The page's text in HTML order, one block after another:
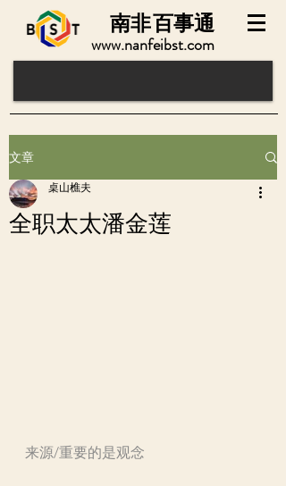
www.nanfeibst.com
百事通
南非
文章
全职太太潘金莲
桌山樵夫
来源/重要的是观念